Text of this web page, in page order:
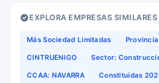
EXPLORA EMPRESAS SIMILARES
Más Sociedad Limitadas
CINTRUENIGO Sector:
CCAA: NAVARRA Constituidas